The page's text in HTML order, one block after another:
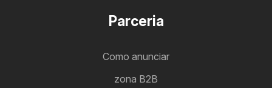
Parceria
Como anunciar
zona B2B